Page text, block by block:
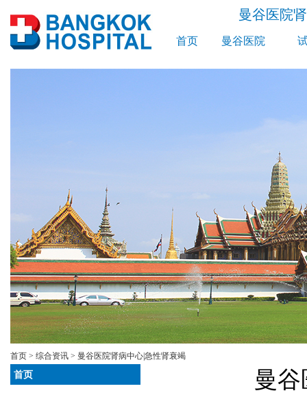
曼谷医院
首页 曼谷医院
首页 > 综合资讯 > 曼谷医院肾病中心|急性肾衰竭
首页 曼